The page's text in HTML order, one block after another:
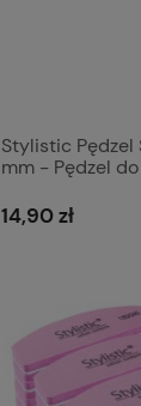
Stylistic Pędzel
mm - Pędzel
14,90 zł